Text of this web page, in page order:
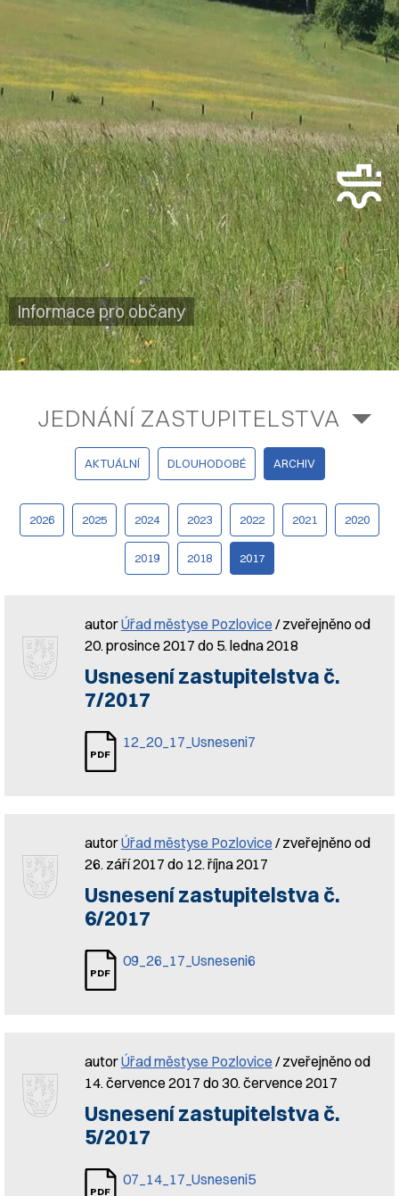
Informace pro občany
JEDNÁNÍ ZASTUPITELSTVA
AKTUÁLNÍ DLOUHODOBÉ ARCHIV
2026 2025 2024 2023 2022 2021 2020
2019 2018 2017
autorÚřad městyse Pozlovice / zveřejněno od
20. prosince 2017 do 5. ledna 2018
Usnesení zastupitelstva č.
7/2017
12_20_17_Usneseni7
autorÚřad městyse Pozlovice / zveřejněno od
26. září 2017 do 12. října 2017
Usnesení zastupitelstva č.
6/2017
09_26_17_Usneseni6
autorÚřad městyse Pozlovice / zveřejněno od
14. července 2017 do 30. července 2017
Usnesení zastupitelstva č.
5/2017
07_14_17_Usneseni5